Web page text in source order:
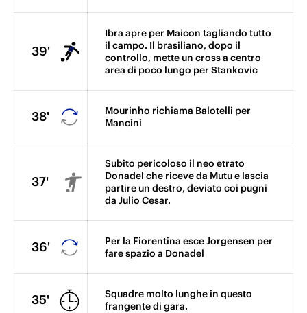
39'
Ibra apre per Maicon tagliando tutto
il campo. Il brasiliano, dopo il
controllo, mette un cross a centro
area di poco lungo per Stankovic
38'
Mourinho richiama Balotelli per
Mancini
37'
Subito pericoloso il neo etrato
Donadel che riceve da Mutu e lascia
partire un destro, deviato coi pugni
da Julio Cesar.
36'
Per la Fiorentina esce Jorgensen per
fare spazio a Donadel
35'
Squadre molto lunghe in questo
frangente di gara.